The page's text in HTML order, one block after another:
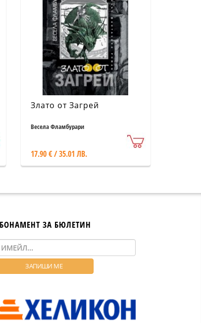
Злато от Загрей
Весела Фламбурари
17.90 € / 35.01 ЛВ.
ЗА БЮЛЕТИН